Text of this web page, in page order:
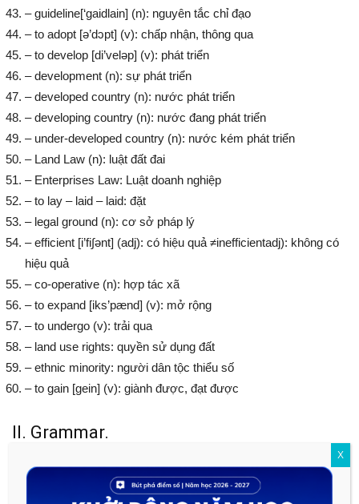
– guideline[‘gaidlain] (n): nguyên tắc chỉ đạo
– to adopt [ə’dɔpt] (v): chấp nhận, thông qua
– to develop [di’veləp] (v): phát triển
– development (n): sự phát triển
– developed country (n): nước phát triển
– developing country (n): nước đang phát triển
– under-developed country (n): nước kém phát triển
– Land Law (n): luật đất đai
– Enterprises Law: Luật doanh nghiệp
– to lay – laid – laid: đặt
– legal ground (n): cơ sở pháp lý
– efficient [i’fi∫ənt] (adj): có hiệu quả ≠inefficientadj): không có
hiệu quả
– co-operative (n): hợp tác xã
– to expand [iks’pænd] (v): mở rộng
– to undergo (v): trải qua
– land use rights: quyền sử dụng đất
– ethnic minority: người dân tộc thiểu số
– to gain [gein] (v): giành được, đạt được
II. Grammar.
Mệnh đề chỉ sự nhượng bộ:
X